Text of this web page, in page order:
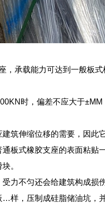
，承载能力可达到一般板
时，偏差不应大于±MM
筑伸缩位移的需要，因此
板式橡胶支座的表面粘贴
。
力不匀还会给建筑构成损伤
…样，压制成硅脂储油坑，